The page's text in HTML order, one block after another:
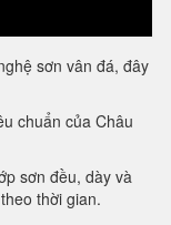
sơn vân đá, đây
chuẩn của Châu
sơn đều, dày và
thời gian.